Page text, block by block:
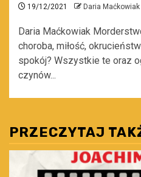
19/12/2021 Daria Maćkowiak
Daria Maćkowiak
choroba, miłość,
spokój? Wszystkie te oraz
czynów...
PRZECZYTAJ